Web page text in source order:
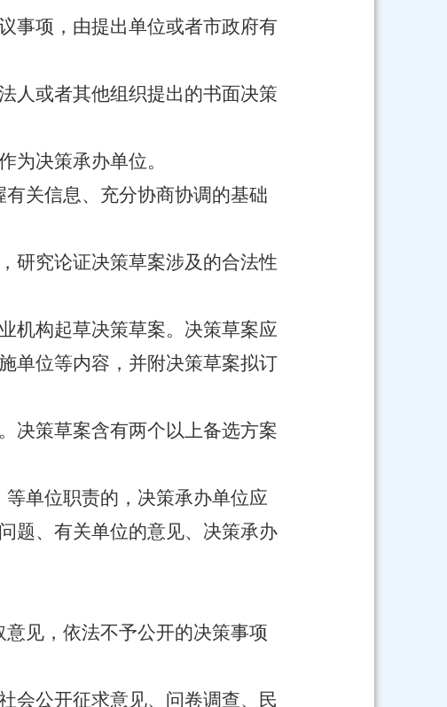
事项，由提出单位或者市政府有
人或者其他组织提出的书面决策
为决策承办单位。
关信息、充分协商协调的基础
研究论证决策草案涉及的合法性
机构起草决策草案。决策草案应
单位等内容，并附决策草案拟订
决策草案含有两个以上备选方案
单位职责的，决策承办单位应
题、有关单位的意见、决策承办
见，依法不予公开的决策事项
会公开征求意见、问卷调查、民